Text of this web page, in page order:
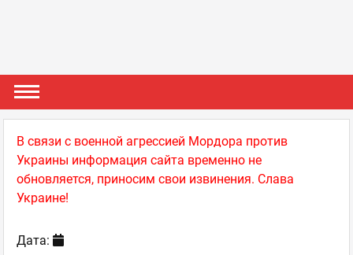
В связи с военной агрессией Мордора против
Украины информация сайта временно не
обновляется, приносим свои извинения. Слава
Украине!
Дата: